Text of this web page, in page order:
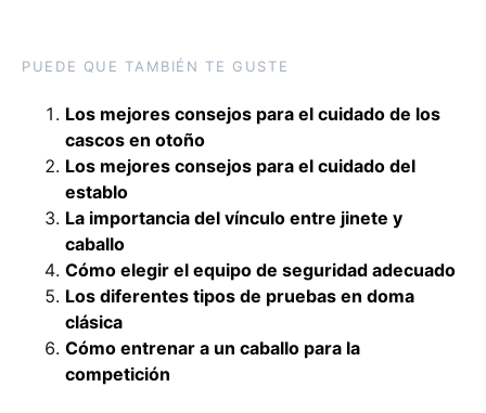
PUEDE QUE TAMBIÉN TE GUSTE
Los mejores consejos para el cuidado de los
cascos en otoño
Los mejores consejos para el cuidado del
establo
La importancia del vínculo entre jinete y
caballo
Cómo elegir el equipo de seguridad adecuado
Los diferentes tipos de pruebas en doma
clásica
Cómo entrenar a un caballo para la
competición